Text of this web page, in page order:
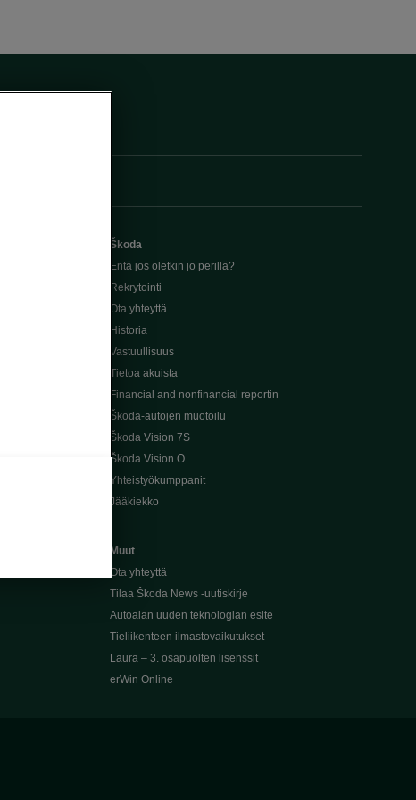
Škoda
Entä jos oletkin jo perillä?
Rekrytointi
Ota yhteyttä
Historia
Vastuullisuus
Tietoa akuista
Financial and nonfinancial reportin
Škoda-autojen muotoilu
Škoda Vision 7S
Škoda Vision O
Yhteistyökumppanit
Jääkiekko
Muut
Ota yhteyttä
Tilaa Škoda News -uutiskirje
Autoalan uuden teknologian esite
Tieliikenteen ilmastovaikutukset
Laura – 3. osapuolten lisenssit
erWin Online